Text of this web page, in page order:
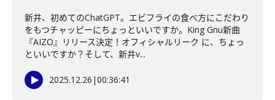
新井、初めてのChatGPT。エビフライの食べ方にこだわり
をもつチャッピーにちょっといいですか。King Gnu新曲
『AIZO』リリース決定！オフィシャルリーク に、ちょっ
といいですか？そして、新井v...
2025.12.26 |00:36:41